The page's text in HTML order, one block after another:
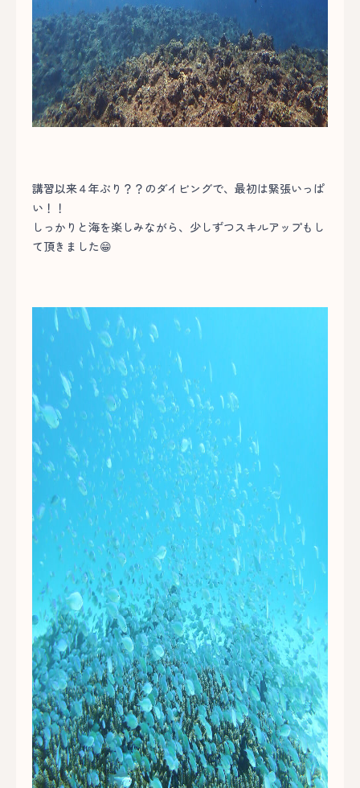
講習以来４年ぶり？？のダイビングで、最初は緊張いっぱ
い！！
しっかりと海を楽しみながら、少しずつスキルアップもし
て頂きました😁